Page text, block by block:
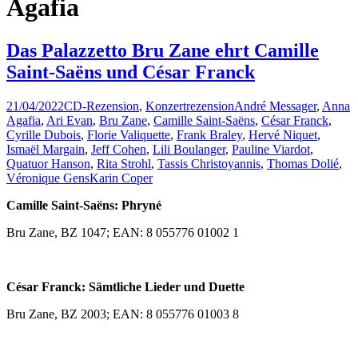
Agafia
Das Palazzetto Bru Zane ehrt Camille
Saint-Saëns und César Franck
21/04/2022CD-Rezension, KonzertrezensionAndré Messager, Anna
Agafia, Ari Evan, Bru Zane, Camille Saint-Saëns, César Franck,
Cyrille Dubois, Florie Valiquette, Frank Braley, Hervé Niquet,
Ismaël Margain, Jeff Cohen, Lili Boulanger, Pauline Viardot,
Quatuor Hanson, Rita Strohl, Tassis Christoyannis, Thomas Dolié,
Véronique GensKarin Coper
Camille Saint-Saëns: Phryné
Bru Zane, BZ 1047; EAN: 8 055776 01002 1
César Franck: Sämtliche Lieder und Duette
Bru Zane, BZ 2003; EAN: 8 055776 01003 8